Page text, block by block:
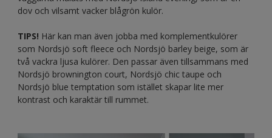
dov och vilsamt vacker blågrön kulör.
TIPS! Här kan man även jobba med komplementkulörer
som Nordsjö soft fleece och Nordsjö barley beige, som är
två vackra ljusa kulörer. Den passar även tillsammans med
Nordsjö brownington court, Nordsjö chic taupe och
Nordsjö blue temptation som istället skapar lite mer
kontrast och karaktär till rummet.